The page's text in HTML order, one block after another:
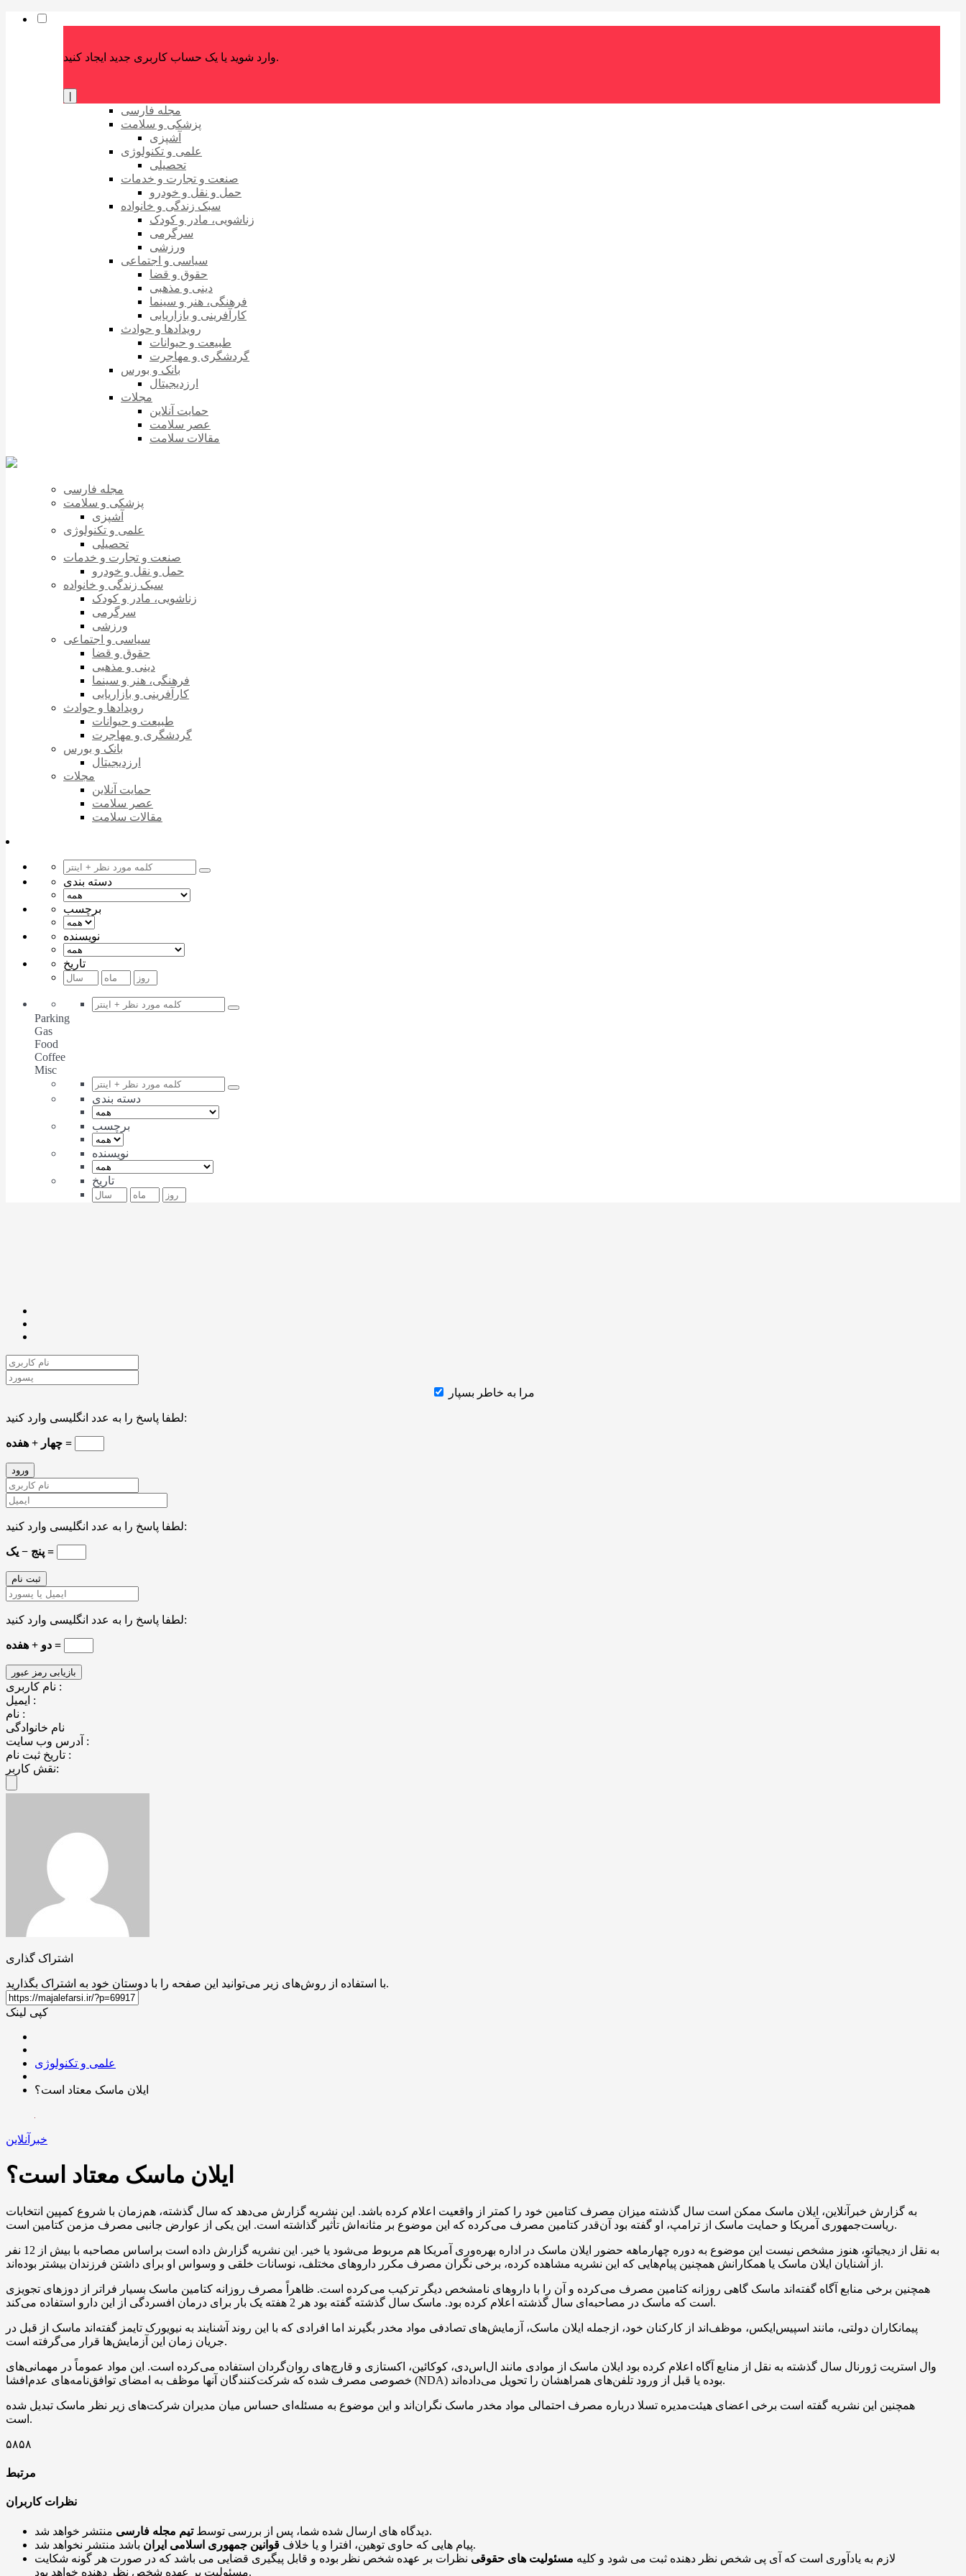
وارد شوید یا یک حساب کاربری جدید ایجاد کنید.
مجله فارسی
پزشکی و سلامت
آشپزی
علمی و تکنولوژی
تحصیلی
صنعت و تجارت و خدمات
حمل و نقل و خودرو
سبک زندگی و خانواده
زناشویی، مادر و کودک
سرگرمی
ورزشی
سیاسی و اجتماعی
حقوق و قضا
دینی و مذهبی
فرهنگی، هنر و سینما
کارآفرینی و بازاریابی
رویدادها و حوادث
طبیعت و حیوانات
گردشگری و مهاجرت
بانک و بورس
ارزدیجیتال
مجلات
حمایت آنلاین
عصر سلامت
مقالات سلامت
مجله فارسی
پزشکی و سلامت
آشپزی
علمی و تکنولوژی
تحصیلی
صنعت و تجارت و خدمات
حمل و نقل و خودرو
سبک زندگی و خانواده
زناشویی، مادر و کودک
سرگرمی
ورزشی
سیاسی و اجتماعی
حقوق و قضا
دینی و مذهبی
فرهنگی، هنر و سینما
کارآفرینی و بازاریابی
رویدادها و حوادث
طبیعت و حیوانات
گردشگری و مهاجرت
بانک و بورس
ارزدیجیتال
مجلات
حمایت آنلاین
عصر سلامت
مقالات سلامت
دسته بندی
برچسب
نویسنده
تاریخ
Parking
Gas
Food
Coffee
Misc
دسته بندی
برچسب
نویسنده
تاریخ
مرا به خاطر بسپار
لطفا پاسخ را به عدد انگلیسی وارد کنید:
چهار + هفده =
لطفا پاسخ را به عدد انگلیسی وارد کنید:
پنج − یک =
لطفا پاسخ را به عدد انگلیسی وارد کنید:
دو + هفده =
نام کاربری :
ایمیل :
نام :
نام خانوادگی
آدرس وب سایت :
تاریخ ثبت نام :
نقش کاربر:
اشتراک گذاری
با استفاده از روش‌های زیر می‌توانید این صفحه را با دوستان خود به اشتراک بگذارید.
کپی لینک
علمی و تکنولوژی
ایلان ماسک معتاد است؟
خبرآنلاین
ایلان ماسک معتاد است؟
به گزارش خبرآنلاین، ایلان ماسک ممکن است سال گذشته میزان مصرف کتامین خود را کمتر از واقعیت اعلام کرده باشد. این نشریه گزارش می‌دهد که سال گذشته، هم‌زمان با شروع کمپین انتخابات
ریاست‌جمهوری آمریکا و حمایت ماسک از ترامپ، او گفته بود آن‌قدر کتامین مصرف می‌کرده که این موضوع بر مثانه‌اش تأثیر گذاشته است. این یکی از عوارض جانبی مصرف مزمن کتامین است.
به نقل از دیجیاتو، هنوز مشخص نیست این موضوع به دوره چهارماهه حضور ایلان ماسک در اداره بهره‌وری آمریکا هم مربوط می‌شود یا خیر. این نشریه گزارش داده است براساس مصاحبه با بیش از 12 نفر
از آشنایان ایلان ماسک یا همکارانش همچنین پیام‌هایی که این نشریه مشاهده کرده، برخی نگران مصرف مکرر داروهای مختلف، نوسانات خلقی و وسواس او برای داشتن فرزندان بیشتر بوده‌اند.
همچنین برخی منابع آگاه گفته‌اند ماسک گاهی روزانه کتامین مصرف می‌کرده و آن را با داروهای نامشخص دیگر ترکیب می‌کرده است. ظاهراً مصرف روزانه کتامین ماسک بسیار فراتر از دوزهای تجویزی
است که ماسک در مصاحبه‌ای سال گذشته اعلام کرده بود. ماسک سال گذشته گفته بود هر 2 هفته یک‌ بار برای درمان افسردگی از این دارو استفاده می‌کند.
پیمانکاران دولتی، مانند اسپیس‌ایکس، موظف‌اند از کارکنان خود، ازجمله ایلان ماسک، آزمایش‌های تصادفی مواد مخدر بگیرند اما افرادی که با این روند آشنایند به نیویورک تایمز گفته‌اند ماسک از قبل در
جریان زمان این آزمایش‌ها قرار می‌گرفته است.
وال استریت ژورنال سال گذشته به نقل از منابع آگاه اعلام کرده بود ایلان ماسک از موادی مانند ال‌اس‌دی، کوکائین، اکستازی و قارچ‌های روان‌گردان استفاده می‌کرده است. این مواد عموماً در مهمانی‌های
خصوصی مصرف شده که شرکت‌کنندگان آنها موظف به امضای توافق‌نامه‌های عدم‌افشا (NDA) بوده یا قبل از ورود تلفن‌های همراهشان را تحویل می‌داده‌اند.
همچنین این نشریه گفته است برخی اعضای هیئت‌مدیره تسلا درباره مصرف احتمالی مواد مخدر ماسک نگران‌اند و این موضوع به مسئله‌ای حساس میان مدیران شرکت‌های زیر نظر ماسک تبدیل شده
است.
۵۸۵۸
مرتبط
نظرات کاربران
دیدگاه های ارسال شده شما، پس از بررسی توسطتیم مجله فارسی
منتشر خواهد شد.
پیام هایی که حاوی توهین، افترا و یا خلاف قوانین جمهوری اسلامی ایران
باشد منتشر نخواهد شد.
لازم به یادآوری است که آی پی شخص نظر دهنده ثبت می شود و کلیه مسئولیت های حقوقی نظرات بر عهده شخص نظر بوده و قابل پیگیری قضایی می باشد که در صورت هر گونه شکایت
مسئولیت بر عهده شخص نظر دهنده خواهد بود.